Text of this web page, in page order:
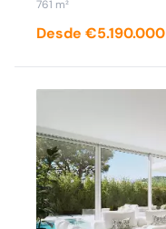
761 m²
Desde €5.190.000